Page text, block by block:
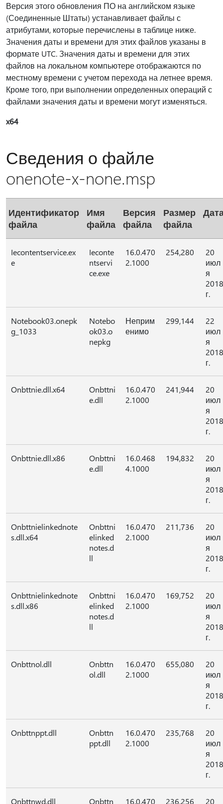
Версия этого обновления ПО на английском языке
(Соединенные Штаты) устанавливает файлы с
атрибутами, которые перечислены в таблице ниже.
Значения даты и времени для этих файлов указаны в
формате UTC. Значения даты и времени для этих
файлов на локальном компьютере отображаются по
местному времени с учетом перехода на летнее время.
Кроме того, при выполнении определенных операций с
файлами значения даты и времени могут изменяться.
x64
Сведения о файле
onenote-x-none.msp
Идентификатор
файла
Имя
файла
Версия
файла
Размер
файла
Iecontentservice.ex
e
Ieconte
ntservi
ce.exe
16.0.470
2.1000
254,280
20
июл
я
2018
г.
Notebook03.onepk
g_1033
Notebo
ok03.o
nepkg
Неприм
енимо
299,144
22
июл
я
2018
г.
Onbttnie.dll.x64
Onbttni
e.dll
16.0.470
2.1000
241,944
20
июл
я
2018
г.
Onbttnie.dll.x86
Onbttni
e.dll
16.0.468
4.1000
194,832
20
июл
я
2018
г.
Onbttnielinkednote
s.dll.x64
Onbttni
elinked
notes.d
ll
16.0.470
2.1000
211,736
20
июл
я
2018
г.
Onbttnielinkednote
s.dll.x86
Onbttni
elinked
notes.d
ll
16.0.470
2.1000
169,752
20
июл
я
2018
г.
Onbttnol.dll
Onbttn
ol.dll
16.0.470
2.1000
655,080
20
июл
я
2018
г.
Onbttnppt.dll
Onbttn
ppt.dll
16.0.470
2.1000
235,768
20
июл
я
2018
г.
Onbttnwd.dll
Onbttn
16.0.470
236,256
20